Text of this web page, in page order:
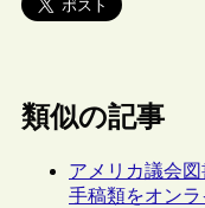
類似の記事
アメリカ議会
手稿類をオン